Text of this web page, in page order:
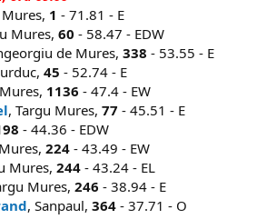
1 - 71.81 - E
Mures, 60 - 58.47 - EDW
de Mures, 338 - 53.55 - E
45 - 52.74 - E
1136 - 47.4 - EW
, Targu Mures, 77 - 45.51 - E
- 44.36 - EDW
224 - 43.49 - EW
Mures, 244 - 43.24 - EL
Mures, 246 - 38.94 - E
, Sanpaul, 364 - 37.71 - O